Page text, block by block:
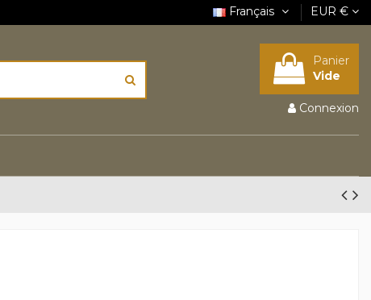
Français EUR €
Panier
Vide
Connexion